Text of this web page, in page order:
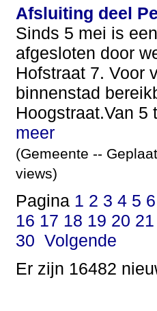
Afsluiting deel
Sinds 5 mei is
afgesloten door
Hofstraat 7. Voor
binnenstad
Hoogstraat.Van 5
meer
(Gemeente --
views)
Pagina 1 2 3 4 5 6
16 17 18 19 20 21
30 Volgende
Er zijn 16482